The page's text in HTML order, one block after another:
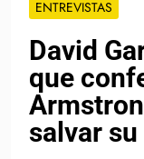
ENTREVISTAS
David
que
salvar su